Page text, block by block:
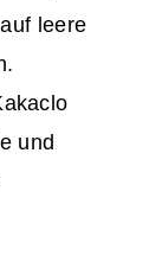
leere
und